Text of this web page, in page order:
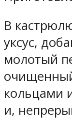
В
уксус,
молотый
кольцами
и,